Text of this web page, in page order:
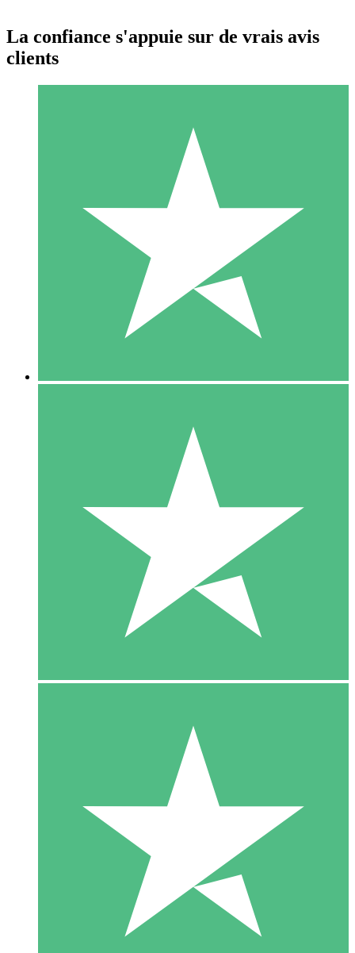
Packs de Crédits Individuels
Payez à l'utilisation avec des crédits de téléchargement. Sans
1 Téléchargement
10 00
10 Téléchargements
20 00
La confiance s'appuie sur de vrais avis
clients